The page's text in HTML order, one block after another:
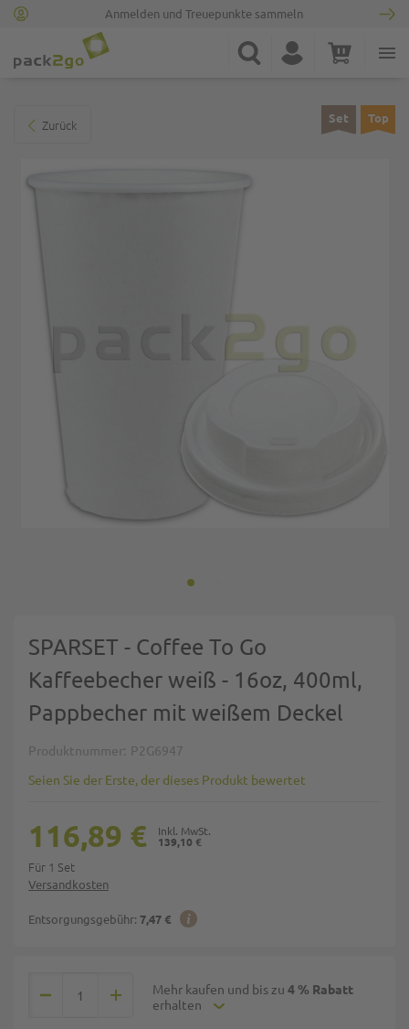
Anmelden und Treuepunkte sammeln
Suche Konto Warenkorb
Zurück Set Top
SPARSET - Coffee To Go
Kaffeebecher weiß - 16oz, 400ml,
Pappbecher mit weißem Deckel
Produktnummer P2G6947
Seien Sie der Erste, der dieses Produkt bewertet
Versandkosten
Entsorgungsgebühr: 7,47 €
139,10 €
116,89 €
Für 1 Set
Mehr kaufen und bis zu 4 % Rabatt
erhalten